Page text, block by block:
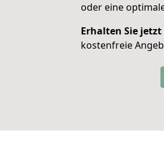
oder eine
Erhalten Sie jetzt
kostenfreie